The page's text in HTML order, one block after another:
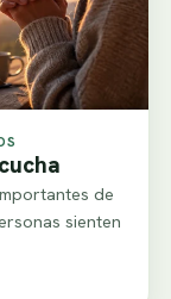
de
sienten